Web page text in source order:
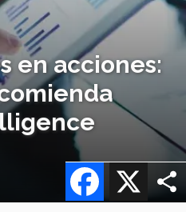
en acciones:
X
Facebook